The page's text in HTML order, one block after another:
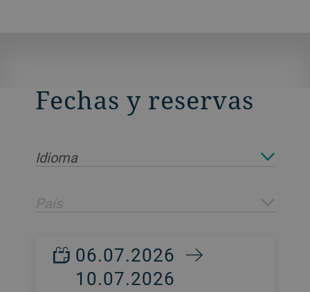
Fechas y reservas
Idioma
País
06.07.2026
10.07.2026